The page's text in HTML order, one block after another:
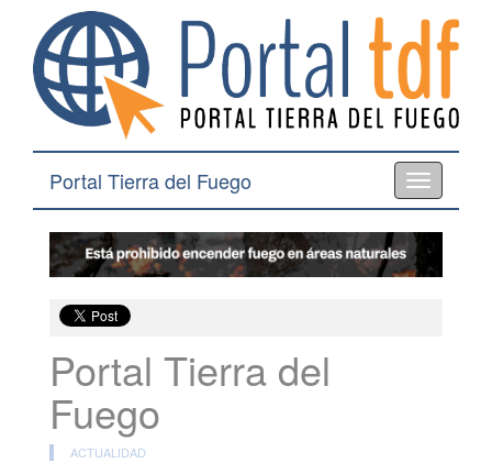
Toggle
navigation
Portal Tierra del Fuego
Portal Tierra del
Fuego
ACTUALIDAD